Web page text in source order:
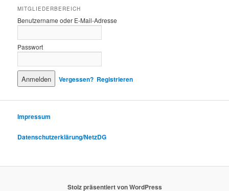
MITGLIEDERBEREICH
Benutzername oder E-Mail-Adresse
Passwort
Vergessen? Registrieren
Impressum
Datenschutzerklärung/NetzDG
Stolz präsentiert von WordPress